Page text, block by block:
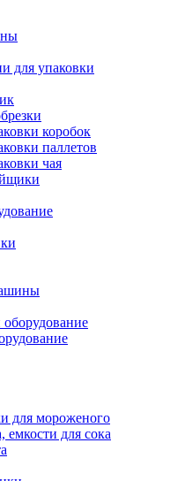
для упаковки
коробок
паллетов
чая
для мороженого
емкости для сока